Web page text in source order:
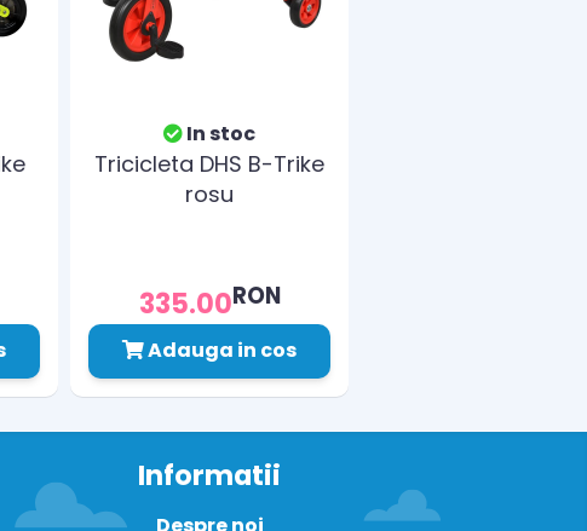
In stoc
Tricicleta DHS B-Trike
rosu
335.00RON
Adauga in cos
Informatii
Despre noi